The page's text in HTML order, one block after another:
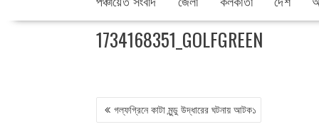
1734168351_GOLFGREEN
POST
NAVIGATION
গল্ফগ্রিনে কাটা মুন্ডু উদ্ধারের ঘটনায় আটক১